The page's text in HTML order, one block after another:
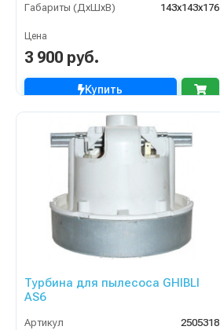
Габариты (ДхШхВ)
143х143х176
Цена
3 900 руб.
Купить
Турбина для пылесоса GHIBLI
AS6
Артикул 2505318